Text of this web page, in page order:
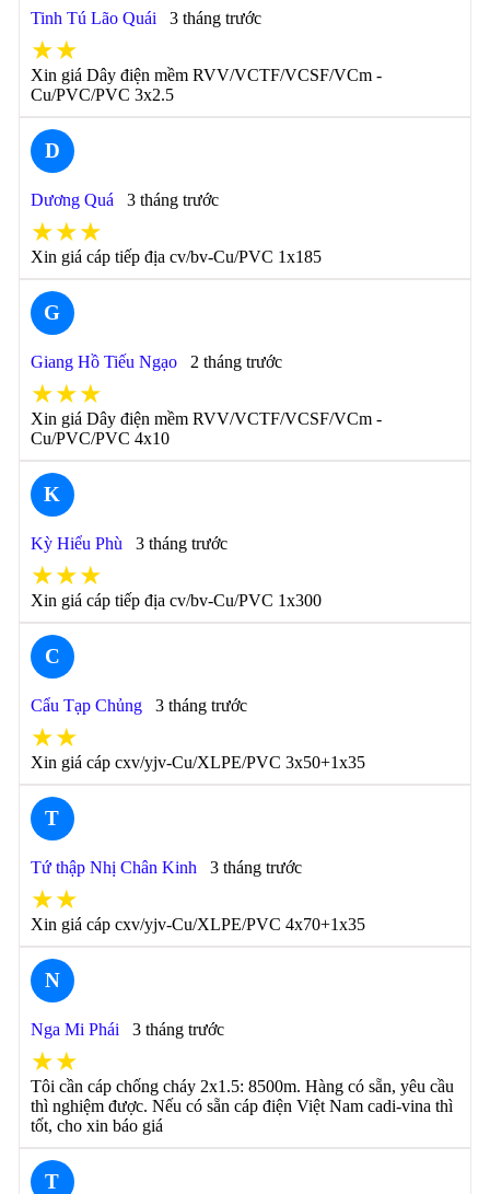
Tinh Tú Lão Quái 3 tháng trước
★★
Xin giá Dây điện mềm RVV/VCTF/VCSF/VCm -
Cu/PVC/PVC 3x2.5
D
Dương Quá 3 tháng trước
★★★
Xin giá cáp tiếp địa cv/bv-Cu/PVC 1x185
G
Giang Hồ Tiếu Ngạo 2 tháng trước
★★★
Xin giá Dây điện mềm RVV/VCTF/VCSF/VCm -
Cu/PVC/PVC 4x10
K
Kỳ Hiểu Phù 3 tháng trước
★★★
Xin giá cáp tiếp địa cv/bv-Cu/PVC 1x300
C
Cẩu Tạp Chủng 3 tháng trước
★★
Xin giá cáp cxv/yjv-Cu/XLPE/PVC 3x50+1x35
T
Tứ thập Nhị Chân Kinh 3 tháng trước
★★
Xin giá cáp cxv/yjv-Cu/XLPE/PVC 4x70+1x35
N
Nga Mi Phái 3 tháng trước
★★
Tôi cần cáp chống cháy 2x1.5: 8500m. Hàng có sẵn, yêu cầu
thì nghiệm được. Nếu có sẵn cáp điện Việt Nam cadi-vina thì
tốt, cho xin báo giá
T